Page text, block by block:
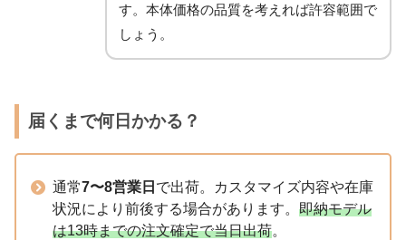
す。本体価格の品質を考えれば許容範囲で
しょう。
届くまで何日かかる？
通常7〜8営業日 で出荷。カスタマイズ内容や在庫
状況により前後する場合があります。 即納モデル
は13時までの注文確定で当日出荷。